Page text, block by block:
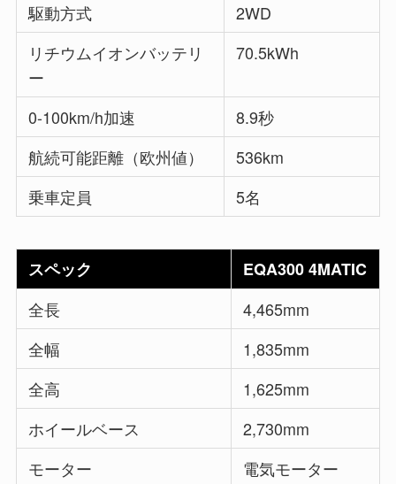
駆動方式
2WD
リチウムイオンバッテリ
ー
70.5kWh
0-100km/h加速
8.9秒
航続可能距離（欧州値）
536km
乗車定員
5名
スペック
EQA300 4MATIC
全長
4,465mm
全幅
1,835mm
全高
1,625mm
ホイールベース
2,730mm
モーター
電気モーター